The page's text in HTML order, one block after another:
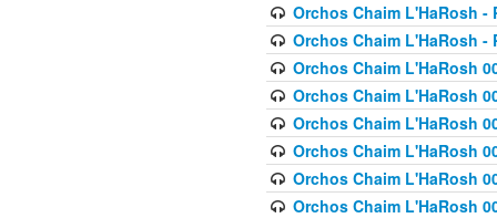
Orchos Chaim L'HaRosh -
Orchos Chaim L'HaRosh -
Orchos Chaim L'HaRosh
Orchos Chaim L'HaRosh
Orchos Chaim L'HaRosh
Orchos Chaim L'HaRosh
Orchos Chaim L'HaRosh
Orchos Chaim L'HaRosh